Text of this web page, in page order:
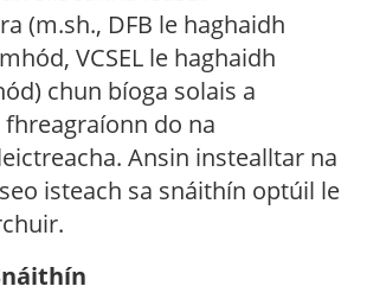
(m.sh., DFB le haghaidh
VCSEL le haghaidh
chun bíoga solais a
fhreagraíonn do na
Ansin instealltar na
isteach sa snáithín optúil le